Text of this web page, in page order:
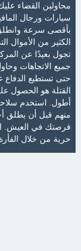
محاولين القضاء
سيارات ورجال
بأقصى سرعة
الكثير من الأموال
تجول بعيدًا عن
جميع الاتجاهات
حتى تستطيع
القتلة هو الحصول
أطول. استخدم
منهم قبل أن يطلق
فرصتك في العيش.
حرية من خلال